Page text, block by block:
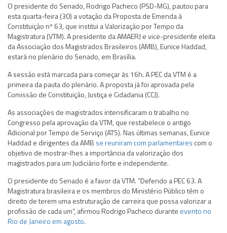
O presidente do Senado, Rodrigo Pacheco (PSD-MG), pautou para
esta quarta-feira (30) a votação da Proposta de Emenda à
Constituição nº 63, que institui a Valorização por Tempo da
Magistratura (VTM). A presidente da AMAERJ e vice-presidente eleita
da Associação dos Magistrados Brasileiros (AMB), Eunice Haddad,
estará no plenário do Senado, em Brasília.
A sessão está marcada para começar às 16h. A PEC da VTM é a
primeira da pauta do plenário. A proposta já foi aprovada pela
Comissão de Constituição, Justiça e Cidadania (CCJ).
As associações de magistrados intensificaram o trabalho no
Congresso pela aprovação da VTM, que restabelece o antigo
Adicional por Tempo de Serviço (ATS). Nas últimas semanas, Eunice
Haddad e dirigentes da AMB se reuniram com parlamentares com o
objetivo de mostrar-lhes a importância da valorização dos
magistrados para um Judiciário forte e independente.
O presidente do Senado é a favor da VTM. “Defendo a PEC 63. A
Magistratura brasileira e os membros do Ministério Público têm o
direito de terem uma estruturação de carreira que possa valorizar a
profissão de cada um”, afirmou Rodrigo Pacheco durante evento no
Rio de Janeiro em agosto.